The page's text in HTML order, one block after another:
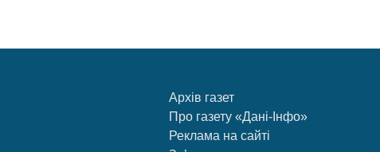
Архів газет
Про газету «Дані-Інфо»
Реклама на сайті